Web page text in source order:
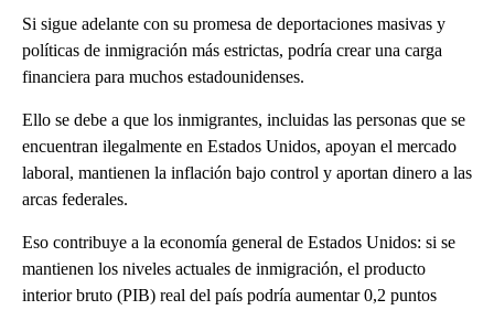
Si sigue adelante con su promesa de deportaciones masivas y
políticas de inmigración más estrictas, podría crear una carga
financiera para muchos estadounidenses.
Ello se debe a que los inmigrantes, incluidas las personas que se
encuentran ilegalmente en Estados Unidos, apoyan el mercado
laboral, mantienen la inflación bajo control y aportan dinero a las
arcas federales.
Eso contribuye a la economía general de Estados Unidos: si se
mantienen los niveles actuales de inmigración, el producto
interior bruto (PIB) real del país podría aumentar 0,2 puntos